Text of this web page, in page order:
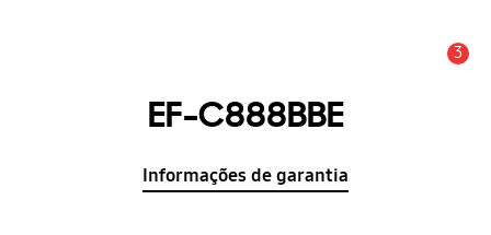
3
EF-C888BBE
Informações de garantia